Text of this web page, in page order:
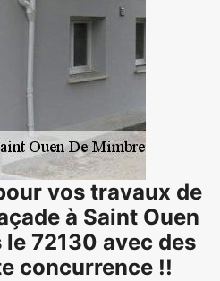
vos travaux de
à Saint Ouen
le 72130 avec des
concurrence !!